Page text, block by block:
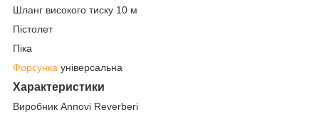
Шланг високого тиску 10 м
Пістолет
Піка
Форсунка універсальна
Характеристики
Виробник Annovi Reverberi